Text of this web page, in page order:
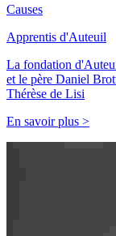
Causes
Apprentis d'Auteuil
La fondation
et le père Daniel
Thérèse de Lisi
En savoir plus >